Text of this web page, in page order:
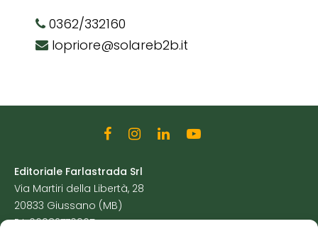
0362/332160
lopriore@solareb2b.it
Editoriale Farlastrada Srl
Via Martiri della Libertà, 28
20833 Giussano (MB)
P.I. 06982770965